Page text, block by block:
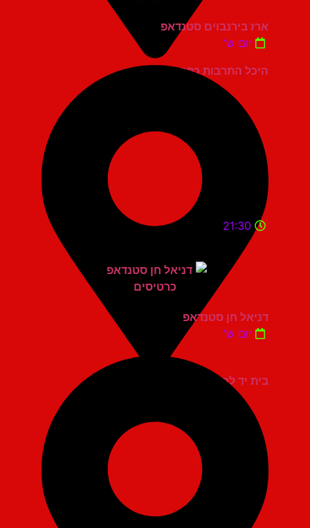
היכל התרבות כפר סבא
ארז בירנבוים סטנדאפ
יום ש'
בית יד לבנים אשדוד
21:30
דניאל חן סטנדאפ
יום ש'